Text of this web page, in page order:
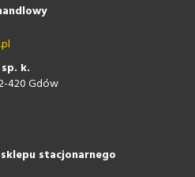
k.
420 Gdów
stacjonarnego